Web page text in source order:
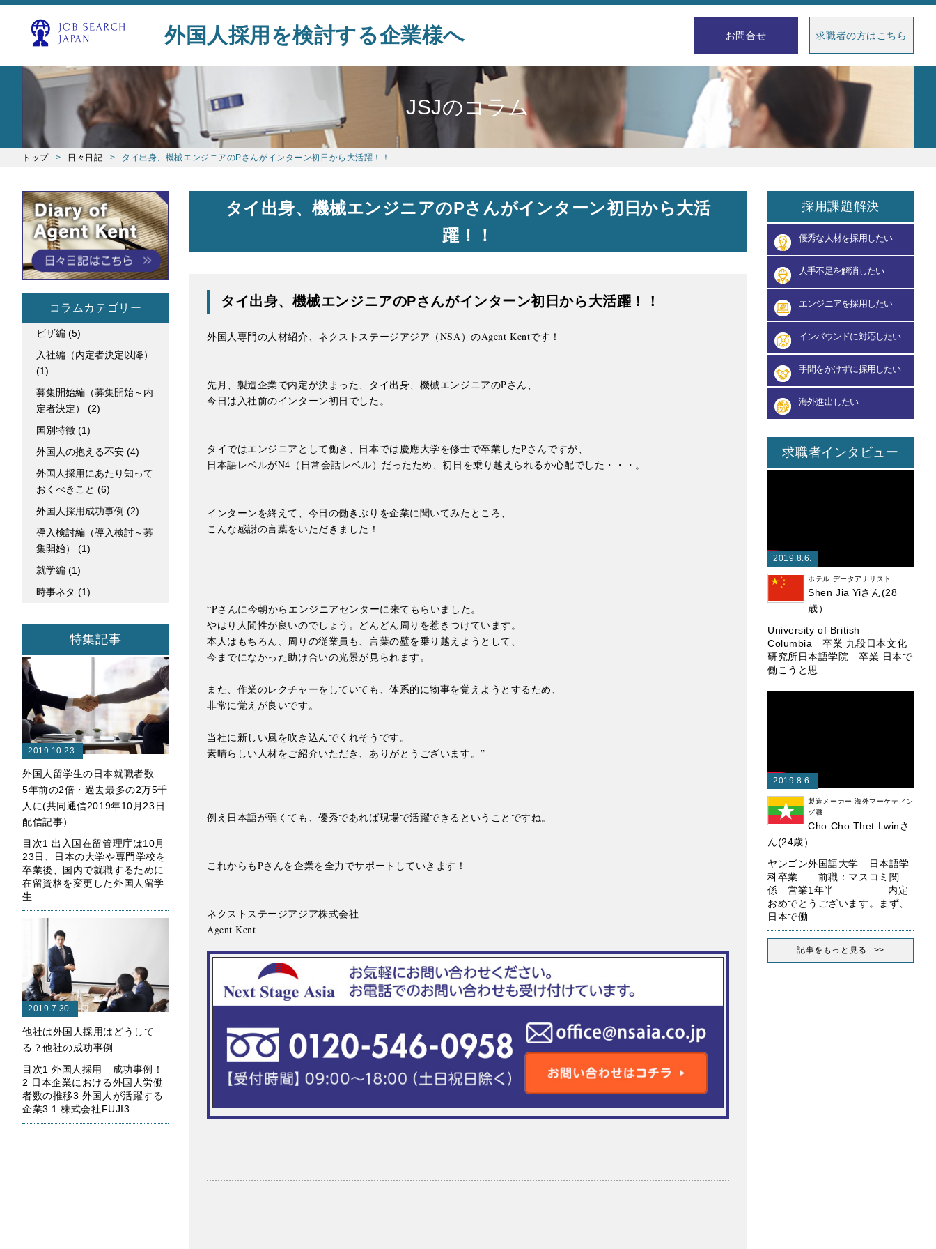
外国人採用を検討する企業様へ お問合せ 求職者の方はこちら
JSJのコラム
トップ 日々日記 タイ出身、機械エンジニアのPさんがインターン初日から大活躍！！
コラムカテゴリー
ビザ編 (5)
入社編（内定者決定以降）
(1)
募集開始編（募集開始～内
定者決定） (2)
国別特徴 (1)
外国人の抱える不安 (4)
外国人採用にあたり知って
おくべきこと (6)
外国人採用成功事例 (2)
導入検討編（導入検討～募
集開始） (1)
就学編 (1)
時事ネタ (1)
特集記事
2019.10.23.
外国人留学生の日本就職者数
5年前の2倍・過去最多の2万5千
人に(共同通信2019年10月23日
配信記事）
目次1 出入国在留管理庁は10月
23日、日本の大学や専門学校を
卒業後、国内で就職するために
在留資格を変更した外国人留学
生
2019.7.30.
他社は外国人採用はどうして
る？他社の成功事例
目次1 外国人採用 成功事例！
2 日本企業における外国人労働
者数の推移3 外国人が活躍する
企業3.1 株式会社FUJI3
タイ出身、機械エンジニアのPさんがインターン初日から大活
躍！！
タイ出身、機械エンジニアのPさんがインターン初日から大活躍！！
外国人専門の人材紹介、ネクストステージアジア（NSA）のAgent Kentです！
先月、製造企業で内定が決まった、タイ出身、機械エンジニアのPさん、
今日は入社前のインターン初日でした。
タイではエンジニアとして働き、日本では慶應大学を修士で卒業したPさんですが、
日本語レベルがN4（日常会話レベル）だったため、初日を乗り越えられるか心配でした・・・。
インターンを終えて、今日の働きぶりを企業に聞いてみたところ、
こんな感謝の言葉をいただきました！
“Pさんに今朝からエンジニアセンターに来てもらいました。
やはり人間性が良いのでしょう。どんどん周りを惹きつけています。
本人はもちろん、周りの従業員も、言葉の壁を乗り越えようとして、
今までになかった助け合いの光景が見られます。
また、作業のレクチャーをしていても、体系的に物事を覚えようとするため、
非常に覚えが良いです。
当社に新しい風を吹き込んでくれそうです。
素晴らしい人材をご紹介いただき、ありがとうございます。”
例え日本語が弱くても、優秀であれば現場で活躍できるということですね。
これからもPさんを企業を全力でサポートしていきます！
ネクストステージアジア株式会社
Agent Kent
採用課題解決
優秀な人材を採用したい
人手不足を解消したい
エンジニアを採用したい
インバウンドに対応したい
手間をかけずに採用したい
海外進出したい
求職者インタビュー
2019.8.6.
ホテル データアナリスト
Shen Jia Yiさん(28
歳）
University of British
Columbia 卒業 九段日本文化
研究所日本語学院 卒業 日本で
働こうと思
2019.8.6.
製造メーカー 海外マーケティン
グ職
Cho Cho Thet Lwinさ
ん(24歳）
ヤンゴン外国語大学 日本語学
科卒業 前職：マスコミ関
係 営業1年半 内定
おめでとうございます。まず、
日本で働
記事をもっと見る